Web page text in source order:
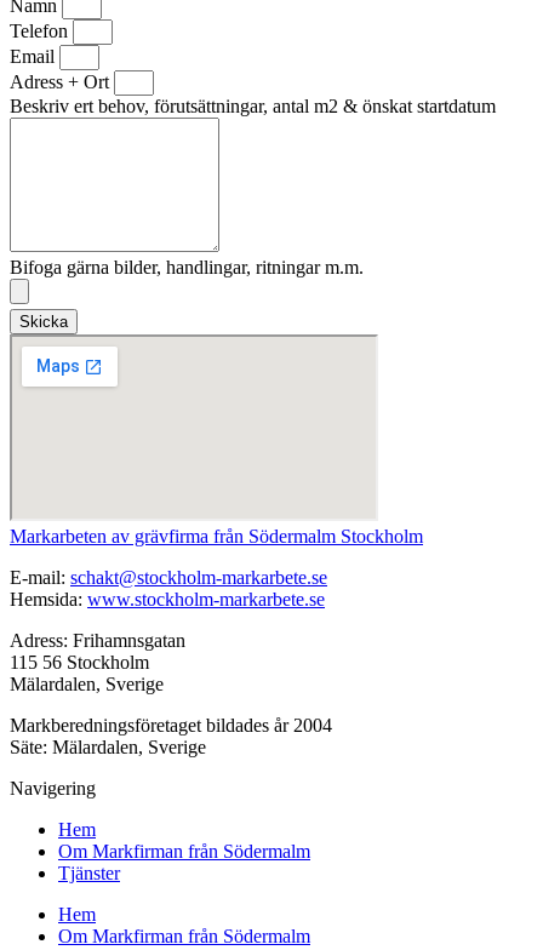
Namn
Telefon
Email
Adress + Ort
Beskriv ert behov, förutsättningar, antal m2 & önskat startdatum
Bifoga gärna bilder, handlingar, ritningar m.m.
Skicka
Markarbeten av grävfirma från Södermalm Stockholm
E-mail: schakt@stockholm-markarbete.se
Hemsida: www.stockholm-markarbete.se
Adress: Frihamnsgatan
115 56 Stockholm
Mälardalen, Sverige
Markberedningsföretaget bildades år 2004
Säte: Mälardalen, Sverige
Navigering
Hem
Om Markfirman från Södermalm
Tjänster
Hem
Om Markfirman från Södermalm